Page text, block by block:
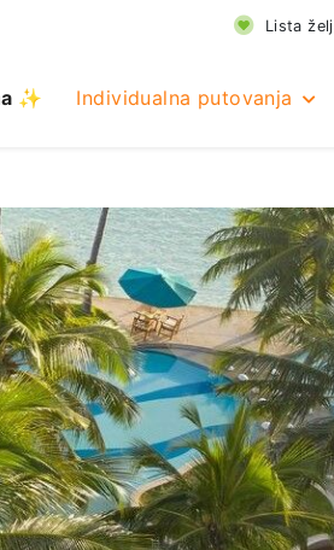
Lista
✨ Individualna putovanja